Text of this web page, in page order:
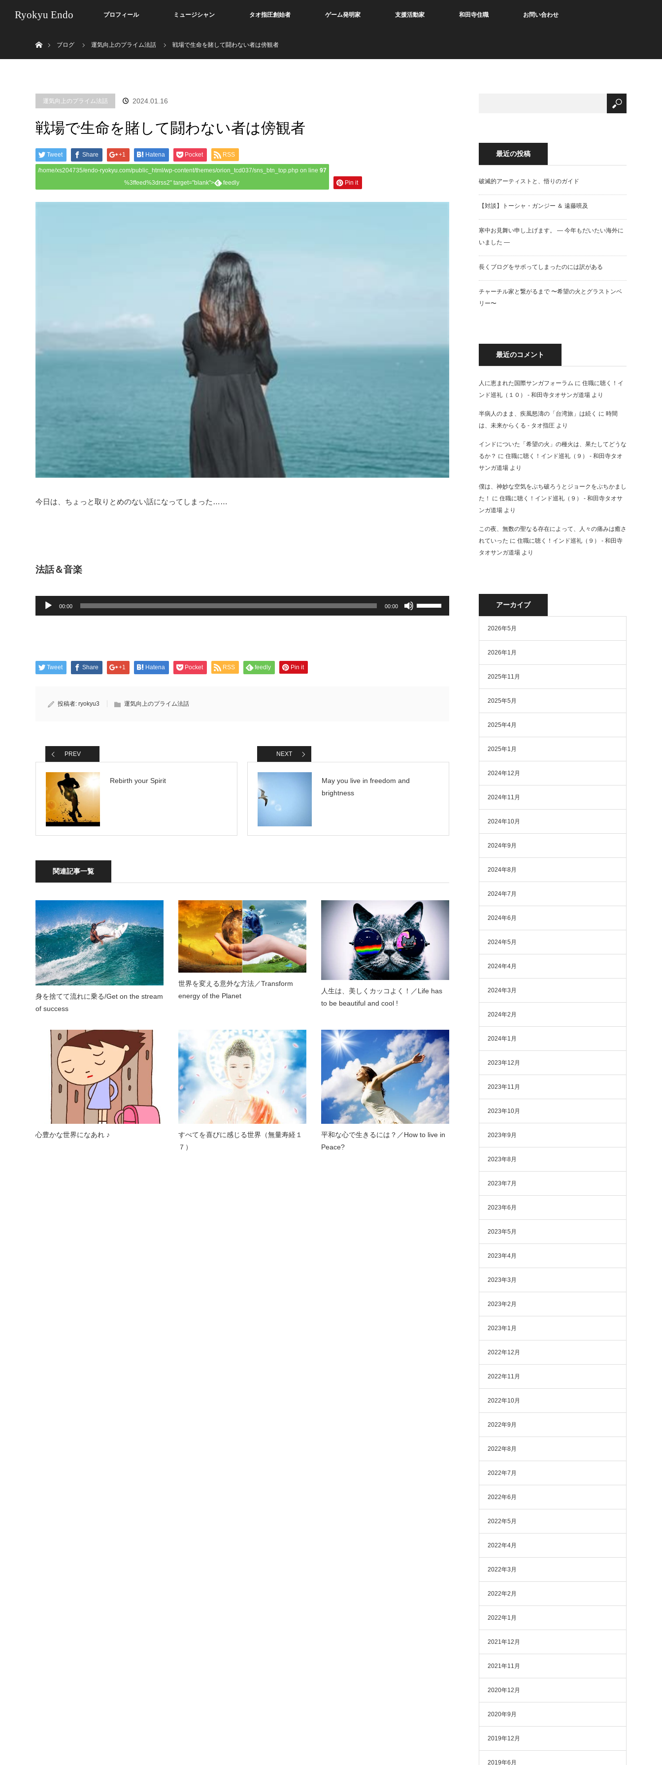
Ryokyu Endo プロフィール ミュージシャン タオ指圧創始者 ゲーム発明家 支援活動家 和田寺住職 お問い合わせ
ブログ
運気向上のプライム法話 戦場で生命を賭して闘わない者は傍観者
運気向上のプライム法話 2024.01.16
戦場で生命を賭して闘わない者は傍観者
Tweet Share +1 Hatena Pocket RSS
/home/xs204735/endo-ryokyu.com/public_html/wp-content/themes/orion_tcd037/sns_btn_top.php on line 97
%3ffeed%3drss2" target="blank">
feedly Pin it
今日は、ちょっと取りとめのない話になってしまった……
法話＆音楽
プ
00:00 00:00
リ
ュ
い。
Tweet Share +1 Hatena Pocket RSS feedly Pin it
投稿者: ryokyu3 運気向上のプライム法話
PREV
Rebirth your Spirit
NEXT
May you live in freedom and
brightness
関連記事一覧
身を捨てて流れに乗る/Get on the stream
of success
世界を変える意外な方法／Transform
energy of the Planet
人生は、美しくカッコよく！／Life has
to be beautiful and cool !
心豊かな世界になあれ ♪
すべてを喜びに感じる世界（無量寿経１
７）
平和な心で生きるには？／How to live in
Peace?
最近の投稿
破滅的アーティストと、悟りのガイド
【対談】トーシャ・ガンジー ＆ 遠藤喨及
寒中お見舞い申し上げます。 — 今年もだいたい海外に
いました —
長くブログをサボってしまったのには訳がある
チャーチル家と繋がるまで 〜希望の火とグラストンベ
リー〜
最近のコメント
人に恵まれた国際サンガフォーラム に 住職に聴く！イ
ンド巡礼（１０） - 和田寺タオサンガ道場 より
半病人のまま、疾風怒濤の「台湾旅」は続く に 時間
は、未来からくる - タオ指圧 より
インドについた「希望の火」の種火は、果たしてどうな
るか？ に 住職に聴く！インド巡礼（９） - 和田寺タオ
サンガ道場 より
僕は、神妙な空気をぶち破ろうとジョークをぶちかまし
た！
に 住職に聴く！インド巡礼（９） - 和田寺タオサ
ンガ道場 より
この夜、無数の聖なる存在によって、人々の痛みは癒さ
れていった に 住職に聴く！インド巡礼（９） - 和田寺
タオサンガ道場 より
アーカイブ
2026年5月
2026年1月
2025年11月
2025年5月
2025年4月
2025年1月
2024年12月
2024年11月
2024年10月
2024年9月
2024年8月
2024年7月
2024年6月
2024年5月
2024年4月
2024年3月
2024年2月
2024年1月
2023年12月
2023年11月
2023年10月
2023年9月
2023年8月
2023年7月
2023年6月
2023年5月
2023年4月
2023年3月
2023年2月
2023年1月
2022年12月
2022年11月
2022年10月
2022年9月
2022年8月
2022年7月
2022年6月
2022年5月
2022年4月
2022年3月
2022年2月
2022年1月
2021年12月
2021年11月
2020年12月
2020年9月
2019年12月
2019年6月